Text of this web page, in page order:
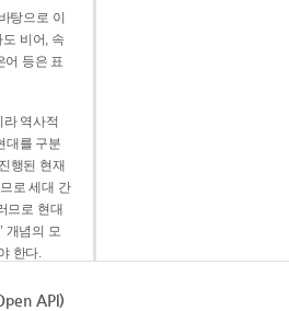
탕으로 이
비어, 속
어 등은 표
역사적
대를 구분
행된 현재
로 세대 간
므로 현대
개념의 모
한다.
준이다.
API)